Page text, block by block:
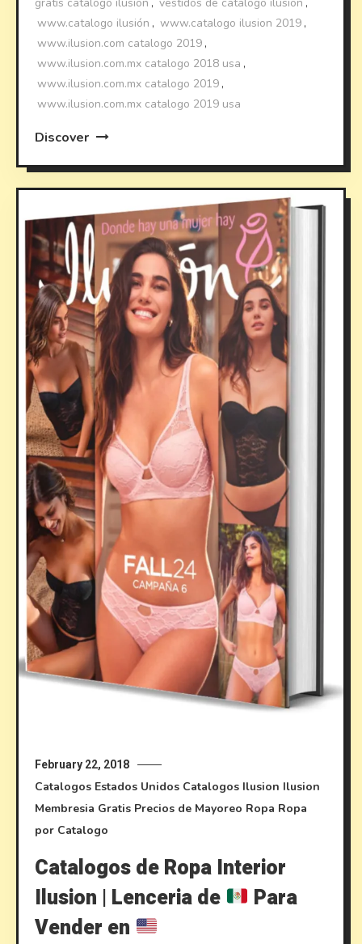
www.catalogo ilusión , www.catalogo ilusion 2019 ,
www.ilusion.com catalogo 2019 ,
www.ilusion.com.mx catalogo 2018 usa ,
www.ilusion.com.mx catalogo 2019 ,
www.ilusion.com.mx catalogo 2019 usa
Discover
February 22, 2018
Catalogos Estados Unidos Catalogos Ilusion Ilusion
Membresia Gratis Precios de Mayoreo Ropa Ropa
por Catalogo
Catalogos de Ropa Interior
Ilusion | Lenceria de
Para
Vender en